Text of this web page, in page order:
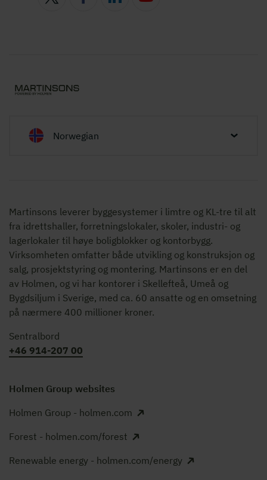
Norwegian
Martinsons leverer byggesystemer i limtre og KL-tre til alt
fra idrettshaller, forretningslokaler, skoler, industri- og
lagerlokaler til høye boligblokker og kontorbygg.
Virksomheten omfatter både utvikling og konstruksjon og
salg, prosjektstyring og montering. Martinsons er en del
av Holmen, og vi har kontorer i Skellefteå, Umeå og
Bygdsiljum i Sverige, med ca. 60 ansatte og en omsetning
på nærmere 400 millioner kroner.
Sentralbord
+46 914-207 00
Holmen Group websites
Holmen Group - holmen.com
Forest - holmen.com/forest
Renewable energy - holmen.com/energy